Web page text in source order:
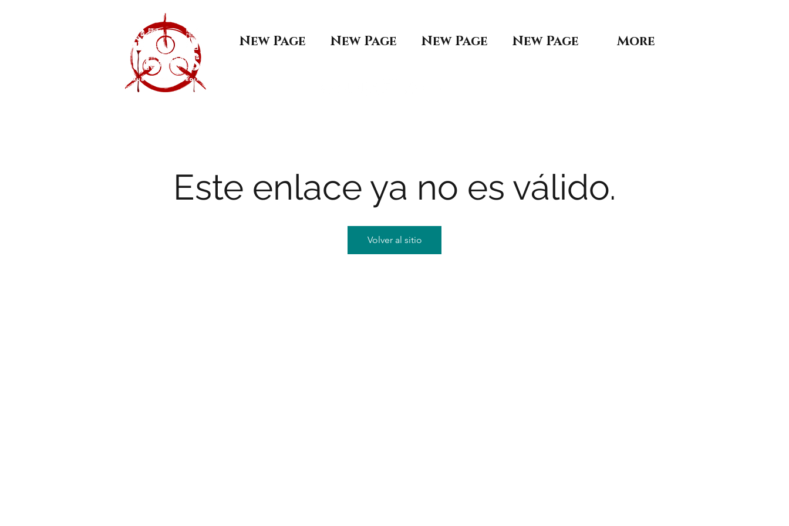
New Page New Page New Page New Page More
Este enlace ya no es válido.
Volver al sitio